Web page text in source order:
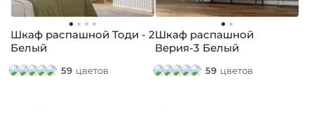
Шкаф распашной Тоди - 2
Белый
59 цветов
Шкаф распашной
Верия-3 Белый
59 цветов